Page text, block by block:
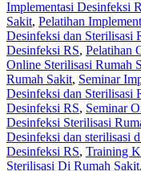
Implementasi Desinfeksi
Sakit, Pelatihan
Desinfeksi dan Sterilisasi
Desinfeksi RS, Pelatihan
Online Sterilisasi Rumah
Rumah Sakit, Seminar
Desinfeksi dan Sterilisasi
Desinfeksi RS, Seminar
Desinfeksi Sterilisasi
Desinfeksi dan sterilisasi
Desinfeksi RS, Training
Sterilisasi Di Rumah Sakit,